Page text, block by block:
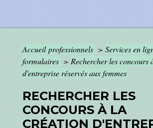
Accueil professionnels > Services en
formulaires > Rechercher les concours
d'entreprise réservés aux femmes
RECHERCHER LES
CONCOURS À LA
CRÉATION